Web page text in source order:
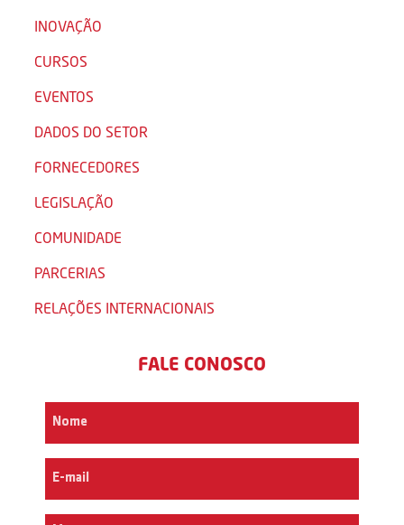
INOVAÇÃO
CURSOS
EVENTOS
DADOS DO SETOR
FORNECEDORES
LEGISLAÇÃO
COMUNIDADE
PARCERIAS
RELAÇÕES INTERNACIONAIS
FALE CONOSCO